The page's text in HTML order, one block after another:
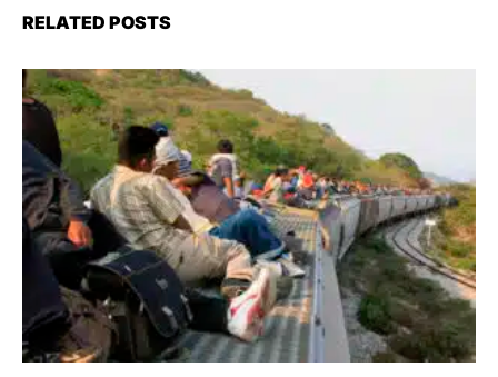
RELATED POSTS